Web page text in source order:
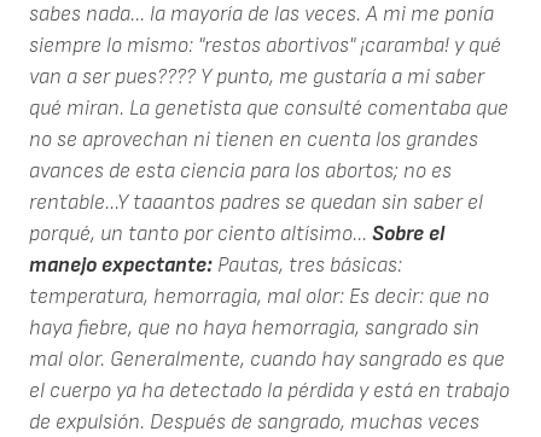
sabes nada... la mayoría de las veces. A mi me ponía
siempre lo mismo: "restos abortivos" ¡caramba! y qué
van a ser pues???? Y punto, me gustaría a mi saber
qué miran. La genetista que consulté comentaba que
no se aprovechan ni tienen en cuenta los grandes
avances de esta ciencia para los abortos; no es
rentable...Y taaantos padres se quedan sin saber el
porqué, un tanto por ciento altísimo... Sobre el
manejo expectante: Pautas, tres básicas:
temperatura, hemorragia, mal olor: Es decir: que no
haya fiebre, que no haya hemorragia, sangrado sin
mal olor. Generalmente, cuando hay sangrado es que
el cuerpo ya ha detectado la pérdida y está en trabajo
de expulsión. Después de sangrado, muchas veces